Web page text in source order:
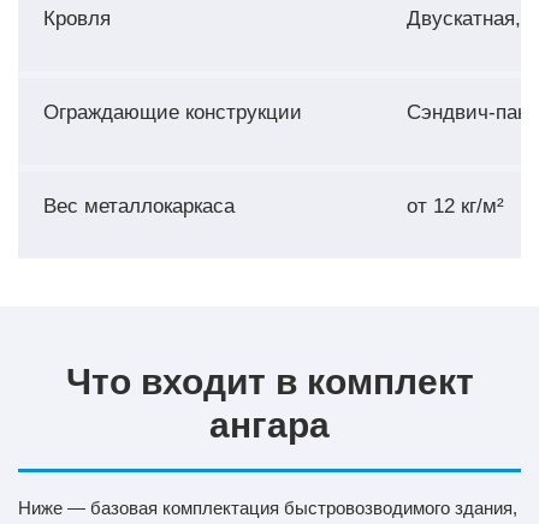
Кровля Двускатная,
Ограждающие конструкции Сэндвич-
Вес металлокаркаса от 12 кг/м²
Что входит в комплект
ангара
Ниже — базовая комплектация быстровозводимого здания,